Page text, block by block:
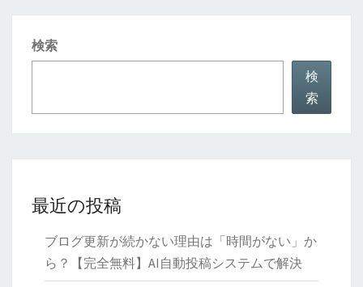
課
検索
検
索
最近の投稿
ブログ更新が続かない理由は「時間がない」か
ら？【完全無料】AI自動投稿システムで解決